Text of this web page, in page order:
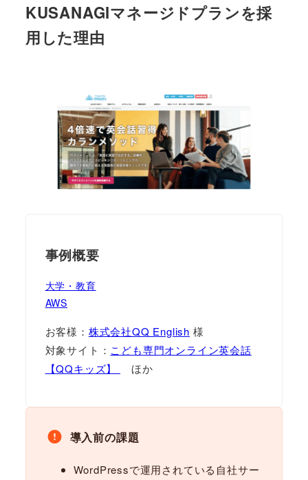
KUSANAGIマネージドプランを採
用した理由
事例概要
大学・教育
AWS
お客様： 株式会社QQ English 様
対象サイト： こども専門オンライン英会話
【QQキッズ】
ほか
導入前の課題
WordPressで運用されている自社サー